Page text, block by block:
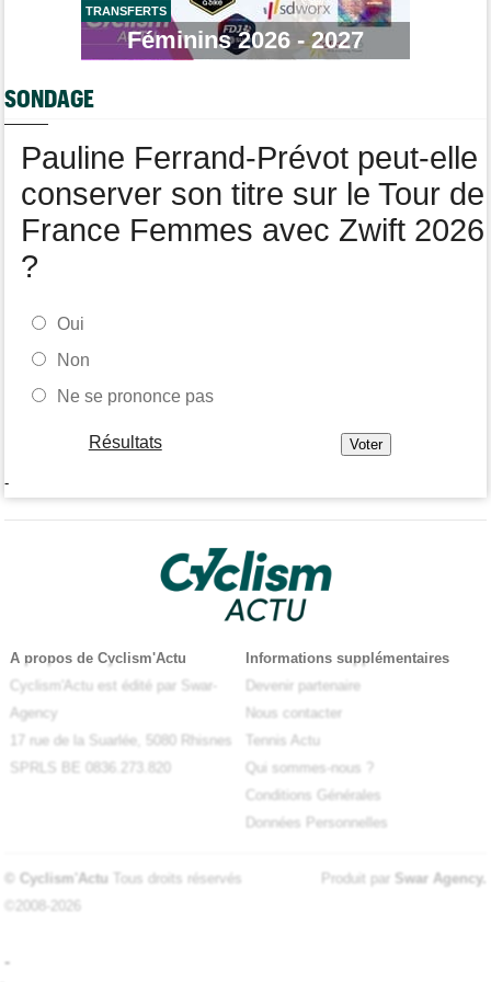
Tour de France Femmes
Reusser : "On s'est trop regardées... c'était stupide"
Lilan Calmejane: "Ferrand-Prévot nous raconte des salades…"
TRANSFERTS
Féminins 2026 - 2027
SONDAGE
Pauline Ferrand-Prévot peut-elle
conserver son titre sur le Tour de
France Femmes avec Zwift 2026
?
Oui
Non
Ne se prononce pas
Résultats
-
A propos de Cyclism'Actu
Cyclism'Actu est édité par Swar-
Agency
17 rue de la Suarlée, 5080 Rhisnes
SPRLS BE 0836.273.820
Informations supplémentaires
Devenir partenaire
Nous contacter
Tennis Actu
Qui sommes-nous ?
Conditions Générales
Données Personnelles
© Cyclism'Actu Tous droits réservés
©2008-2026
Produit par Swar Agency.
-